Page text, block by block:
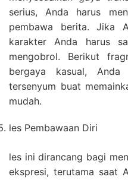
serius, Anda harus
pembawa berita. Jika
karakter Anda harus
mengobrol. Berikut
bergaya kasual, Anda
tersenyum buat
mudah.
les Pembawaan Diri
les ini dirancang bagi
ekspresi, terutama saat